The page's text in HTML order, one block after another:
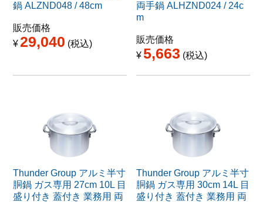
鍋 ALZND048 / 48cm
販売価格
¥29,040 税込
両手鍋 ALHZND024 / 24c
m
販売価格
¥5,663 税込
Thunder Group アルミ半寸
胴鍋 ガス専用 27cm 10L 目
盛り付き 蓋付き 業務用 両
Thunder Group アルミ半寸
胴鍋 ガス専用 30cm 14L 目
盛り付き 蓋付き 業務用 両